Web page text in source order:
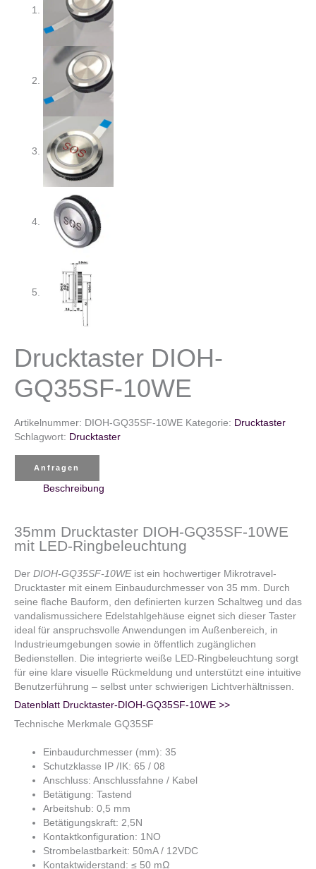
Drucktaster DIOH-
GQ35SF-10WE
Artikelnummer: DIOH-GQ35SF-10WE Kategorie: Drucktaster
Schlagwort: Drucktaster
Anfragen
Beschreibung
35mm Drucktaster DIOH-GQ35SF-10WE
mit LED-Ringbeleuchtung
Der DIOH-GQ35SF-10WEist ein hochwertiger Mikrotravel-
Drucktaster mit einem Einbaudurchmesser von 35 mm. Durch
seine flache Bauform, den definierten kurzen Schaltweg und das
vandalismussichere Edelstahlgehäuse eignet sich dieser Taster
ideal für anspruchsvolle Anwendungen im Außenbereich, in
Industrieumgebungen sowie in öffentlich zugänglichen
Bedienstellen. Die integrierte weiße LED-Ringbeleuchtung sorgt
für eine klare visuelle Rückmeldung und unterstützt eine intuitive
Benutzerführung – selbst unter schwierigen Lichtverhältnissen.
Datenblatt Drucktaster-DIOH-GQ35SF-10WE >>
Technische Merkmale GQ35SF
Einbaudurchmesser (mm): 35
Schutzklasse IP /IK: 65 / 08
Anschluss: Anschlussfahne / Kabel
Betätigung: Tastend
Arbeitshub: 0,5 mm
Betätigungskraft: 2,5N
Kontaktkonfiguration: 1NO
Strombelastbarkeit: 50mA / 12VDC
Kontaktwiderstand: ≤ 50 mΩ